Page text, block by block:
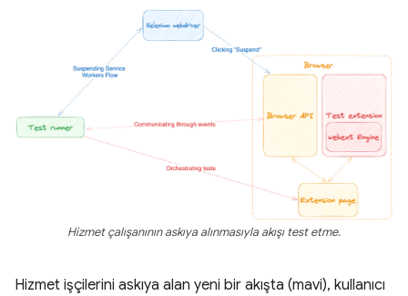
Hizmet çalışanının askıya alınmasıyla akışı test etme.
Hizmet işçilerini askıya alan yeni bir akışta (mavi), kullanıcı